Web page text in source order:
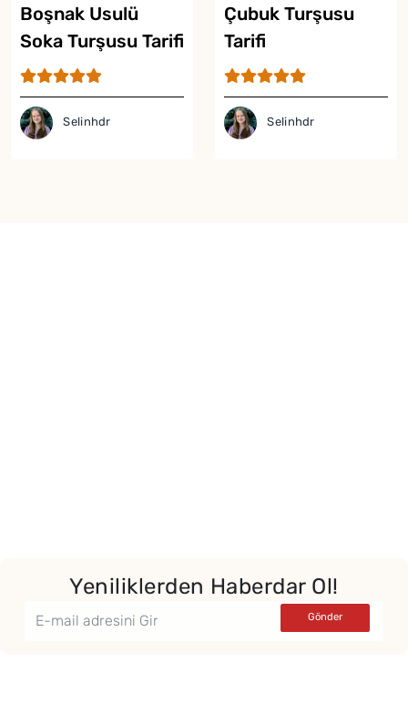
Boşnak Usulü
Soka Turşusu Tarifi
Selinhdr
Çubuk Turşusu
Tarifi
Selinhdr
Yeniliklerden Haberdar Ol!